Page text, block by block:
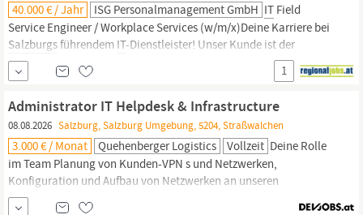
40.000 € / Jahr ISG Personalmanagement GmbH IT Field
Service Engineer / Workplace Services (w/m/x)Deine Karriere bei
Salzburgsführendem IT-Dienstleister! Unser Kunde ist der
maßgebliche
IT -Partner für den
Mittelstand sowie für
öffentliche Institutionen in der Region. Als spezialisiertesIT-
1
Administrator IT Helpdesk & Infrastructure
08.08.2026 Salzburg, Salzburg Umgebung, 5204, Straßwalchen
3.000 € / Monat Quehenberger Logistics Vollzeit Deine Rolle
im Team Planung von Kunden-VPN s und Netzwerken,
Konfiguration und Aufbau von Netzwerken an unseren
Standorten.
Support bei Helpdesk und Infrastructure Themen.